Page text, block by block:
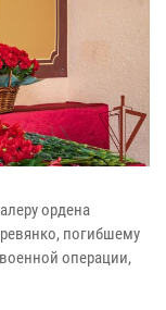
ордена
погибшему
операции,